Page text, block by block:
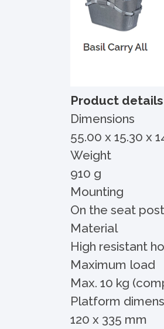
Product details
Dimensions
55.00 x 15.30 x
Weight
910 g
Mounting
On the seat
Material
High resistant
Maximum load
Max. 10 kg
Platform
120 x 335 mm